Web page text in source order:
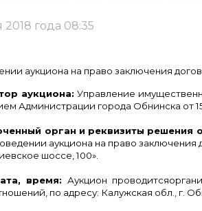
2018 года 08:35
аукциона на право заключения
аукциона:Управление
Администрации города Обнинска от
орган и реквизиты решения
аукциона на право
шоссе, 100».
время: Аукцион
по адресу: Калужская обл., г.